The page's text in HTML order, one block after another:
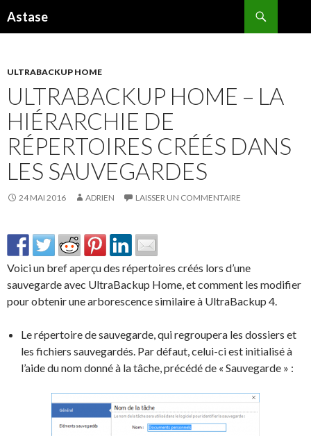
Astase
ULTRABACKUP HOME
ULTRABACKUP HOME – LA
HIÉRARCHIE DE
RÉPERTOIRES CRÉÉS DANS
LES SAUVEGARDES
24 MAI 2016 ADRIEN LAISSER UN COMMENTAIRE
Voici un bref aperçu des répertoires créés lors d’une
sauvegarde avec UltraBackup Home, et comment les modifier
pour obtenir une arborescence similaire à UltraBackup 4.
Le répertoire de sauvegarde, qui regroupera les dossiers et
les fichiers sauvegardés. Par défaut, celui-ci est initialisé à
l’aide du nom donné à la tâche, précédé de « Sauvegarde » :